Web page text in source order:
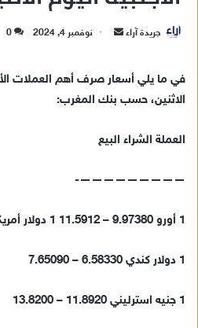
جريدة آراء
ي
ا
ل
ت
نوفمبر 4, 2024 0
في ما يلي أسعار صرف أهم العملات
الاثنين، حسب بنك المغرب:
العملة الشراء البيع
—————————-
1 أورو 9.97380 – 11.5912 1 دولار أمريكي 9.15860 – 10.6438
1 دولار كندي 6.58330 – 7.65090
1 جنيه استرليني 11.8920 – 13.8200